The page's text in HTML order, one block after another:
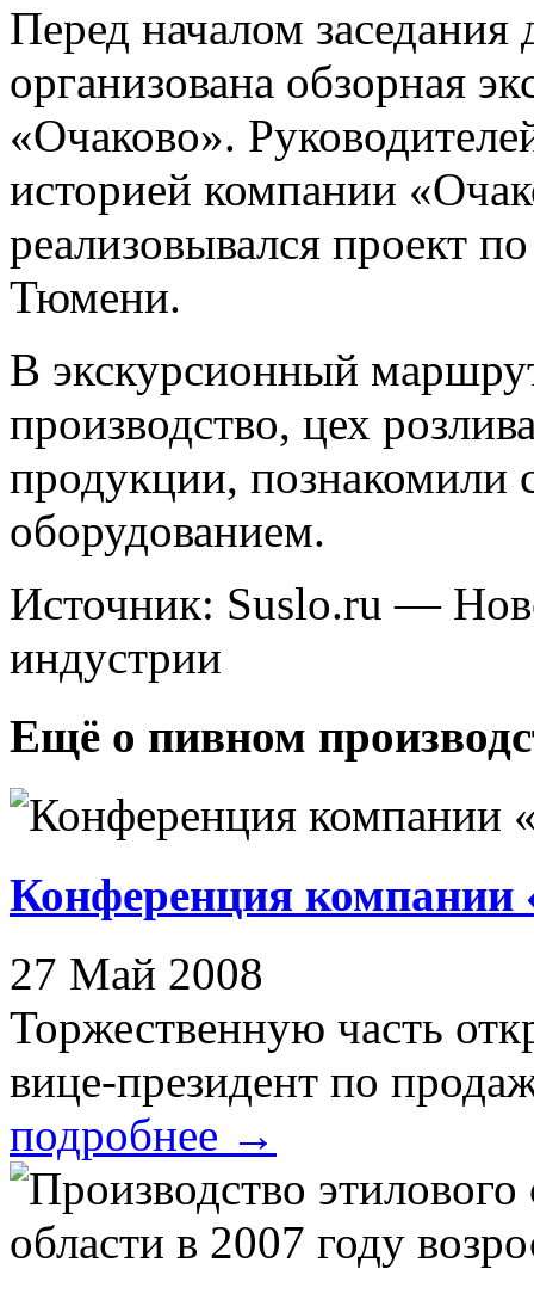
Перед началом
организована обзорная
«Очаково».
историей компании
реализовывался проект
Тюмени.
В экскурсионный
производство, цех
продукции,
оборудованием.
Источник: Suslo.ru —
индустрии
Ещё о пивном
Конференция компании
27 Май 2008
Торжественную часть
вице-президент по
подробнее →